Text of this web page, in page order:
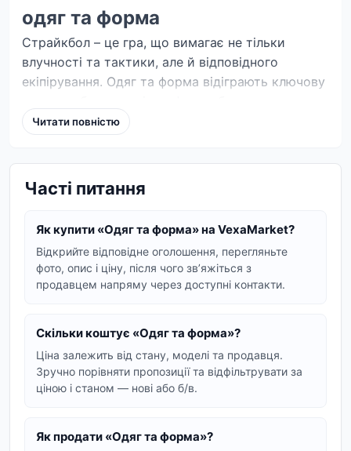
одяг та форма
Страйкбол – це гра, що вимагає не тільки
влучності та тактики, але й відповідного
екіпірування. Одяг та форма відіграють ключову
маскування гравця на полі бою. На vm.in.ua ви
знайдете широкий асортимент одягу та форми,
Вибір одягу для страйкболу
рухів та захист від зовнішніх факторів. Ми
пропонуємо різні варіанти: від тактичних штанів
та кітелів до спеціалізованих костюмів, що
при виборі матеріалів і крою.
Тактична форма:
функціональність та стиль
одяг, а елемент, що підвищує ефективність
Читати повністю
Часті питання
Як купити «Одяг та форма» на VexaMarket?
Відкрийте відповідне оголошення, перегляньте
фото, опис і ціну, після чого звʼяжіться з
продавцем напряму через доступні контакти.
Скільки коштує «Одяг та форма»?
Ціна залежить від стану, моделі та продавця.
Зручно порівняти пропозиції та відфільтрувати за
ціною і станом — нові або б/в.
Як продати «Одяг та форма»?